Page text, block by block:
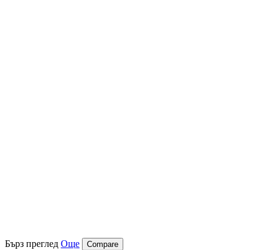
Бърз преглед Още Compare